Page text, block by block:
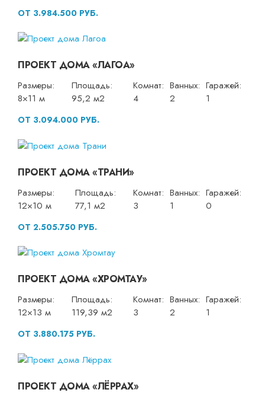
ОТ 3.984.500 РУБ.
ПРОЕКТ ДОМА «ЛАГОА»
Размеры:
8×11 м
Площадь:
95,2 м2
Комнат:
4
Ванных:
2
Гаражей:
1
ОТ 3.094.000 РУБ.
ПРОЕКТ ДОМА «ТРАНИ»
Размеры:
12×10 м
Площадь:
77,1 м2
Комнат:
3
Ванных:
1
Гаражей:
0
ОТ 2.505.750 РУБ.
ПРОЕКТ ДОМА «ХРОМТАУ»
Размеры:
12×13 м
Площадь:
119,39 м2
Комнат:
3
Ванных:
2
Гаражей:
1
ОТ 3.880.175 РУБ.
ПРОЕКТ ДОМА «ЛЁРРАХ»